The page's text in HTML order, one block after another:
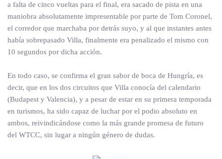
a falta de cinco vueltas para el final, era sacado de pista en una
maniobra absolutamente impresentable por parte de Tom Coronel,
el corredor que marchaba por detrás suyo, y al que instantes antes
había sobrepasado Villa, finalmente era penalizado el mismo con
10 segundos por dicha acción.
En todo caso, se confirma el gran sabor de boca de Hungría, es
decir, que en los dos circuitos que Villa conocía del calendario
(Budapest y Valencia), y a pesar de estar en su primera temporada
en turismos, ha sido capaz de luchar por el podio absoluto en
ambos, reivindicándose como la más grande promesa de futuro
del WTCC, sin lugar a ningún género de dudas.